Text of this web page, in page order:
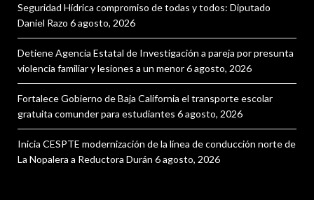
Seguridad Hídrica compromiso de todas y todos: Diputado
Daniel Razo 6 agosto, 2026
Detiene Agencia Estatal de Investigación a pareja por presunta
violencia familiar y lesiones a un menor6 agosto, 2026
Fortalece Gobierno de Baja California el transporte escolar
gratuita comunder para estudiantes 6 agosto, 2026
Inicia CESPTE modernización de la línea de conducción norte de
La Nopalera a Reductora Durán 6 agosto, 2026